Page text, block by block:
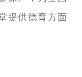
提供德育方面